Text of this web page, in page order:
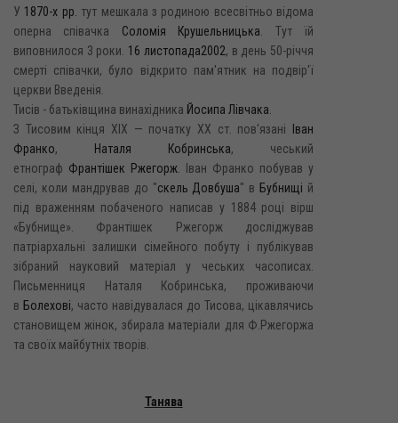
У 1870-х рр. тут мешкала з родиною всесвітньо відома
оперна співачка Соломія Крушельницька . Тут їй
виповнилося 3 роки. 16 листопада2002, в день 50-річчя
смерті співачки, було відкрито пам'ятник на подвір'ї
церкви Введенія.
Тисів - батьківщина винахідника Йосипа Лівчака
З Тисовим кінця XIX — початку XX ст. пов'язані
Іван
Франко, Наталя Кобринська, чеський
етнограф Франтішек Ржегорж . Іван Франко побував у
селі, коли мандрував до "скель Довбуша" в Бубнищі й
під враженням побаченого написав у 1884 році вірш
«Бубнище». Франтішек Ржегорж досліджував
патріархальні залишки сімейного побуту і публікував
зібраний науковий матеріал у чеських часописах.
Письменниця Наталя Кобринська, проживаючи
в Болехові, часто навідувалася до Тисова, цікавлячись
становищем жінок, збирала матеріали для Ф.Ржегоржа
та своїх майбутніх творів.
Танява